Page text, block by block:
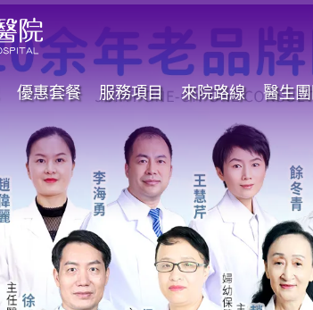
優惠套餐 服務項目 來院路線 醫生